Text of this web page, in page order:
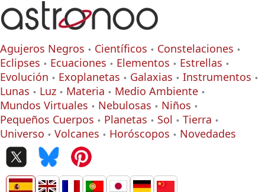
Agujeros Negros Científicos
Constelaciones
Eclipses
Ecuaciones Elementos
Estrellas
Evolución
Exoplanetas Galaxias
Instrumentos
Lunas
Luz Materia
Medio Ambiente
Mundos Virtuales
Nebulosas
Niños
Pequeños Cuerpos
Planetas Sol
Tierra
Universo
Volcanes Horóscopos Novedades